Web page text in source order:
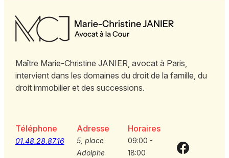
Maître Marie-Christine JANIER, avocat à Paris,
intervient dans les domaines du droit de la famille, du
droit immobilier et des successions.
Téléphone
01.48.28.87.16
Adresse
5, place
Adolphe
Horaires
09:00 -
18:00